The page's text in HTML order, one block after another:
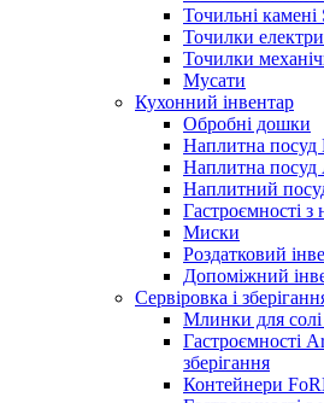
Точильні камені
Точилки
Точилки
Мусати
Кухонний інвентар
Обробні дошки
Наплитна посуд
Наплитна
Наплитний
Гастроємності з
Миски
Роздатковий
Допоміжний
Сервіровка і
Млинки для
Гастроємності
зберігання
Контейнери